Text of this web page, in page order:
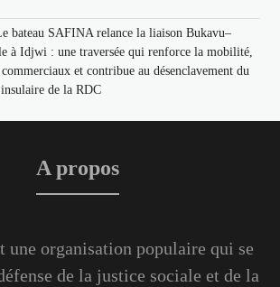
bateau SAFINA relance la liaison Bukavu–
à Idjwi : une traversée qui renforce la mobilité,
et contribue au désenclavement du
de la RDC
A propos
une organisation populaire qui se
de la justice sociale et de la